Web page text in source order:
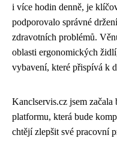
i více hodin denně, je
podporovalo správné
zdravotních problémů.
oblasti ergonomických
vybavení, které přispívá k
Kanclservis.cz jsem
platformu, která bude
chtějí zlepšit své pracovní